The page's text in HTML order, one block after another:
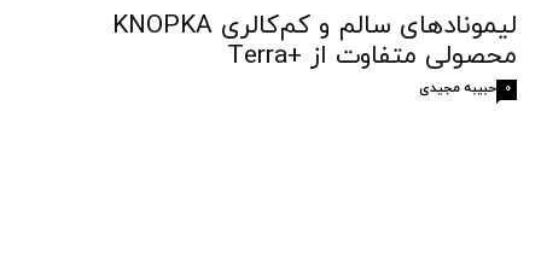
لیمونادهای سالم و کم‌کالری KNOPKA
محصولی متفاوت از +Terra
حبیبه مجیدی 0